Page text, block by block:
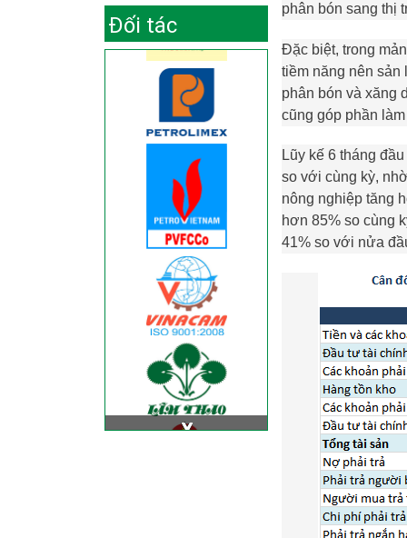
Đối tác
phân bón sang thị
Đặc biệt, trong
tiềm năng nên
phân bón và xăng
cũng góp phần
Lũy kế 6 tháng
so với cùng kỳ,
nông nghiệp tăng
hơn 85% so cùng
41% so với nửa